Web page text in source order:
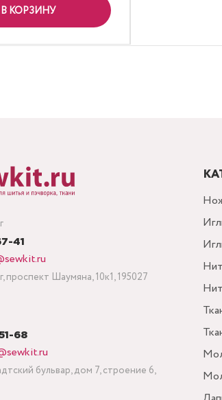
В КОРЗИНУ
41
проспект Шаумяна, 10к1, 195027
68
бульвар, дом 7, строение 6,